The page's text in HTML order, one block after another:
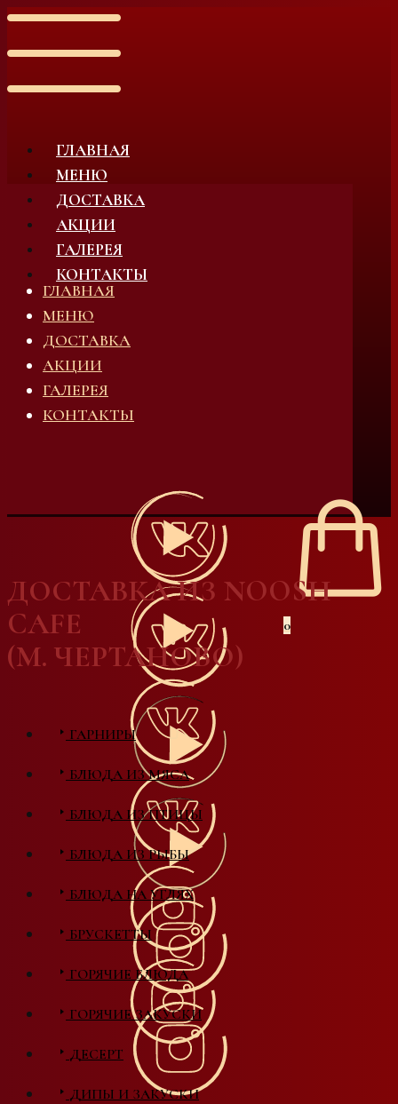
ГЛАВНАЯ
МЕНЮ
ДОСТАВКА
АКЦИИ
ГАЛЕРЕЯ
КОНТАКТЫ
ГЛАВНАЯ
МЕНЮ
ДОСТАВКА
АКЦИИ
ГАЛЕРЕЯ
КОНТАКТЫ
0
ДОСТАВКА ИЗ NOOSH
CAFE
(М. ЧЕРТАНОВО)
ГАРНИРЫ
БЛЮДА ИЗ МЯСА
БЛЮДА ИЗ ПТИЦЫ
БЛЮДА ИЗ РЫБЫ
БЛЮДА НА УГЛЯХ
БРУСКЕТТЫ
ГОРЯЧИЕ БЛЮДА
ГОРЯЧИЕ ЗАКУСКИ
ДЕСЕРТ
ДИПЫ И ЗАКУСКИ